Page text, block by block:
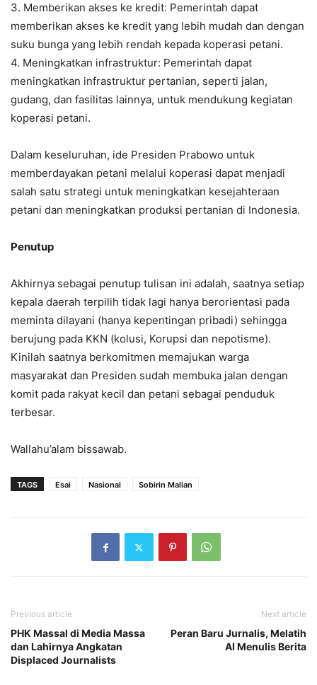
3. Memberikan akses ke kredit: Pemerintah dapat
memberikan akses ke kredit yang lebih mudah dan dengan
suku bunga yang lebih rendah kepada koperasi petani.
4. Meningkatkan infrastruktur: Pemerintah dapat
meningkatkan infrastruktur pertanian, seperti jalan,
gudang, dan fasilitas lainnya, untuk mendukung kegiatan
koperasi petani.
Dalam keseluruhan, ide Presiden Prabowo untuk
memberdayakan petani melalui koperasi dapat menjadi
salah satu strategi untuk meningkatkan kesejahteraan
petani dan meningkatkan produksi pertanian di Indonesia.
Penutup
Akhirnya sebagai penutup tulisan ini adalah, saatnya setiap
kepala daerah terpilih tidak lagi hanya berorientasi pada
meminta dilayani (hanya kepentingan pribadi) sehingga
berujung pada KKN (kolusi, Korupsi dan nepotisme).
Kinilah saatnya berkomitmen memajukan warga
masyarakat dan Presiden sudah membuka jalan dengan
komit pada rakyat kecil dan petani sebagai penduduk
terbesar.
Wallahu’alam bissawab.
TAGS Esai Nasional Sobirin Malian
Previous article
PHK Massal di Media Massa
dan Lahirnya Angkatan
Displaced Journalists
Next article
Peran Baru Jurnalis, Melatih
AI Menulis Berita